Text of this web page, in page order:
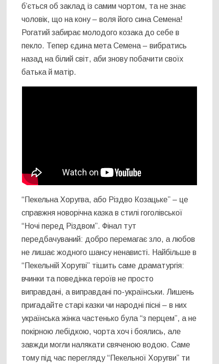
б’ється об заклад із самим чортом, та не знає
чоловік, що на кону – воля його сина Семена!
Рогатий забирає молодого козака до себе в
пекло. Тепер єдина мета Семена – вибратись
назад на білий світ, аби знову побачити своїх
батька й матір.
“Пекельна Хоругва, або Різдво Козацьке” – це
справжня новорічна казка в стилі гоголівської
“Ночі перед Різдвом”. Фінал тут
передбачуваний: добро перемагає зло, а любов
не лишає жодного шансу ненависті. Найбільше в
“Пекельній Хоругві” тішить саме драматургія:
вчинки та поведінка героїв не просто
виправдані, а виправдані по-українськи. Лишень
пригадайте старі казки чи народні пісні – в них
українська жінка частенько була “з перцем”, а не
покірною лебідкою, чорта хоч і боялись, але
завжди могли налякати свяченою водою. Саме
тому під час перегляду “Пекельної Хоругви” ти